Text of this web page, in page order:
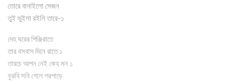
তোরে বানাইলো সেজন
তুই ভুইলা রইলি তারে-১
দেহ ঘরের পিঞ্জিরাতে
তার বসবাস দিনে রাতে ১
তারচে আপন নেই কেহ মন ১
বুঝবি সবি গেলে পরপাড়ে